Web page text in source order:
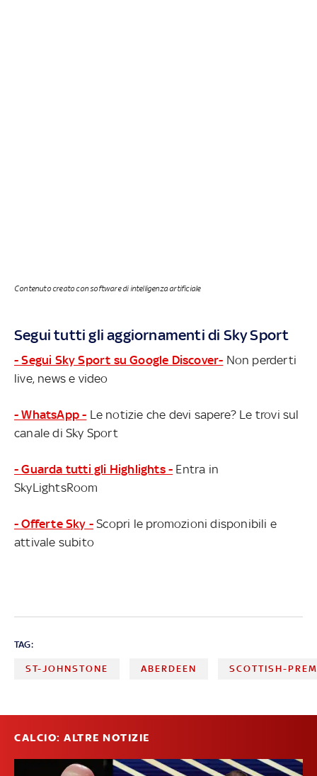
Contenuto creato con software di intelligenza artificiale
Segui tutti gli aggiornamenti di Sky Sport
- Segui Sky Sport su Google Discover- Non perderti
live, news e video
- WhatsApp - Le notizie che devi sapere? Le trovi sul
canale di Sky Sport
- Guarda tutti gli Highlights - Entra in
SkyLightsRoom
- Offerte Sky - Scopri le promozioni disponibili e
attivale subito
TAG:
ST-JOHNSTONE ABERDEEN SCOTTISH-
CALCIO: ALTRE NOTIZIE